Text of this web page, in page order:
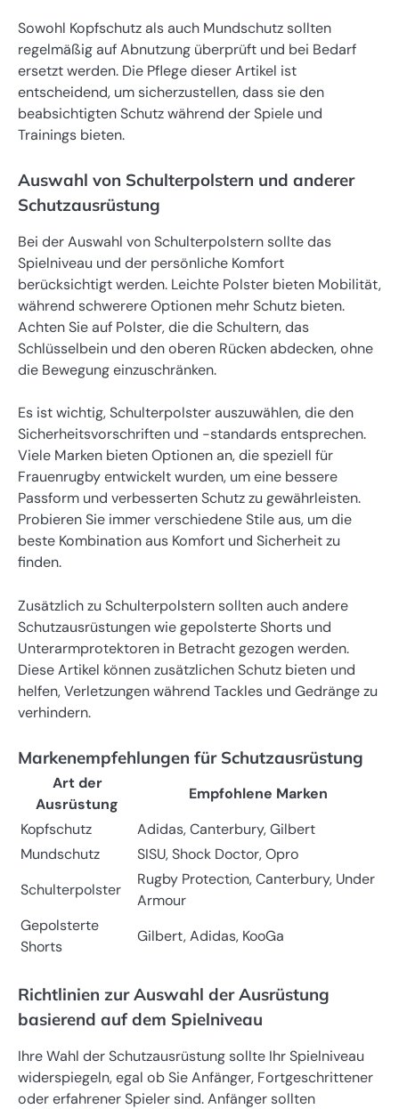
Sowohl Kopfschutz als auch Mundschutz sollten
regelmäßig auf Abnutzung überprüft und bei Bedarf
ersetzt werden. Die Pflege dieser Artikel ist
entscheidend, um sicherzustellen, dass sie den
beabsichtigten Schutz während der Spiele und
Trainings bieten.
Auswahl von Schulterpolstern und anderer
Schutzausrüstung
Bei der Auswahl von Schulterpolstern sollte das
Spielniveau und der persönliche Komfort
berücksichtigt werden. Leichte Polster bieten Mobilität,
während schwerere Optionen mehr Schutz bieten.
Achten Sie auf Polster, die die Schultern, das
Schlüsselbein und den oberen Rücken abdecken, ohne
die Bewegung einzuschränken.
Es ist wichtig, Schulterpolster auszuwählen, die den
Sicherheitsvorschriften und -standards entsprechen.
Viele Marken bieten Optionen an, die speziell für
Frauenrugby entwickelt wurden, um eine bessere
Passform und verbesserten Schutz zu gewährleisten.
Probieren Sie immer verschiedene Stile aus, um die
beste Kombination aus Komfort und Sicherheit zu
finden.
Zusätzlich zu Schulterpolstern sollten auch andere
Schutzausrüstungen wie gepolsterte Shorts und
Unterarmprotektoren in Betracht gezogen werden.
Diese Artikel können zusätzlichen Schutz bieten und
helfen, Verletzungen während Tackles und Gedränge zu
verhindern.
Markenempfehlungen für Schutzausrüstung
Art der
Ausrüstung
Empfohlene Marken
Kopfschutz
Adidas, Canterbury, Gilbert
Mundschutz
SISU, Shock Doctor, Opro
Schulterpolster
Rugby Protection, Canterbury, Under
Armour
Gepolsterte
Shorts
Gilbert, Adidas, KooGa
Richtlinien zur Auswahl der Ausrüstung
basierend auf dem Spielniveau
Ihre Wahl der Schutzausrüstung sollte Ihr Spielniveau
widerspiegeln, egal ob Sie Anfänger, Fortgeschrittener
oder erfahrener Spieler sind. Anfänger sollten